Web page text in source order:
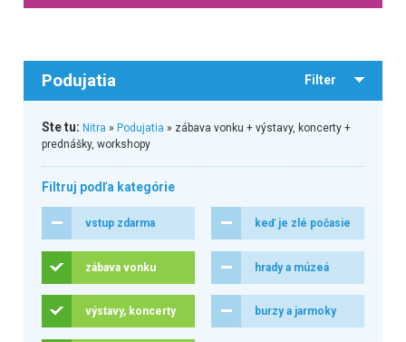
Podujatia Filter
Ste tu: Nitra » Podujatia » zábava vonku + výstavy, koncerty +
prednášky, workshopy
Filtruj podľa kategórie
vstup zdarma keď je zlé počasie
zábava vonku hrady a múzeá
výstavy, koncerty burzy a jarmoky